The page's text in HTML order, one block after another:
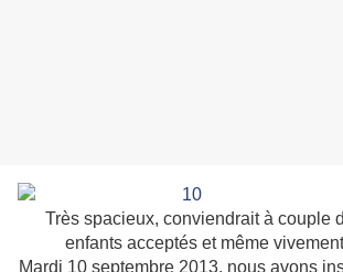
Très spacieux, conviendrait à couple
enfants acceptés et même
Mardi 10 septembre 2013, nous avons